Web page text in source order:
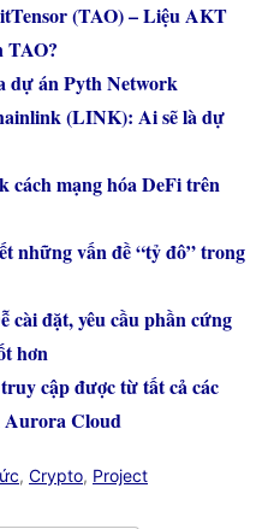
(TAO) – Liệu AKT
TAO?
dự án Pyth Network
(LINK): Ai sẽ là dự
cách mạng hóa DeFi trên
những vấn đề “tỷ đô” trong
cài đặt, yêu cầu phần cứng
hơn
cập được từ tất cả các
Cloud
, Crypto, Project